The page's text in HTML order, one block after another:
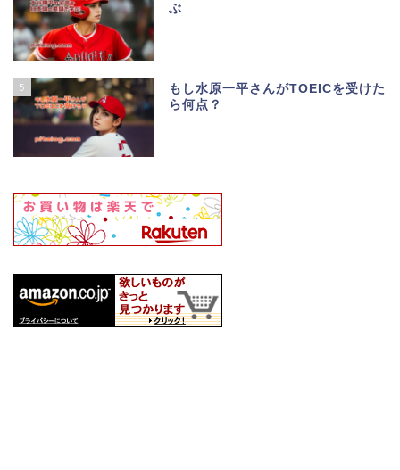
ぶ
5
もし水原一平さんがTOEICを受けた
ら何点？